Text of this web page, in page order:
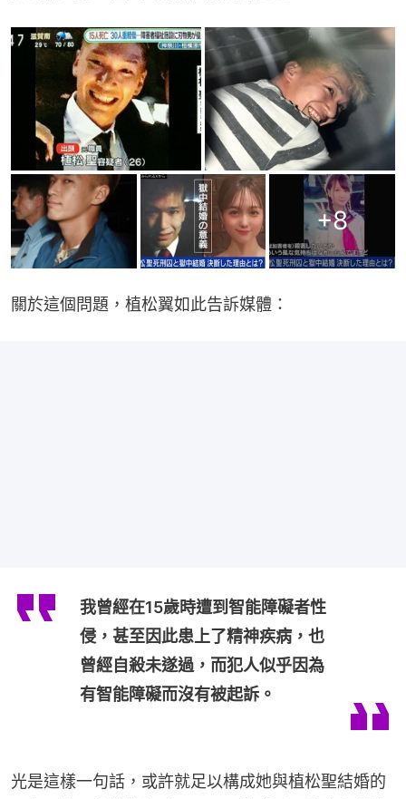
+8
關於這個問題，植松翼如此告訴媒體：
我曾經在15歲時遭到智能障礙者性
侵，甚至因此患上了精神疾病，也
曾經自殺未遂過，而犯人似乎因為
有智能障礙而沒有被起訴。
光是這樣一句話，或許就足以構成她與植松聖結婚的